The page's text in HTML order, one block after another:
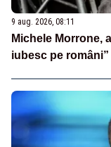
9 aug. 2026, 08:11
Michele Morrone,
iubesc pe români”